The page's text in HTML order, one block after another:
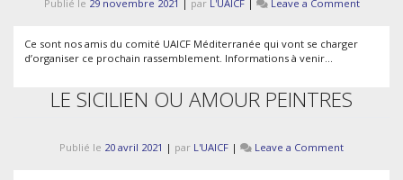
Publié le 29 novembre 2021 | par L'UAICF| Leave a Comment
Ce sont nos amis du comité UAICF Méditerranée qui vont se charger
d’organiser ce prochain rassemblement. Informations à venir…
LE SICILIEN OU AMOUR PEINTRES
Publié le 20 avril 2021 | par L'UAICF | Leave a Commenton